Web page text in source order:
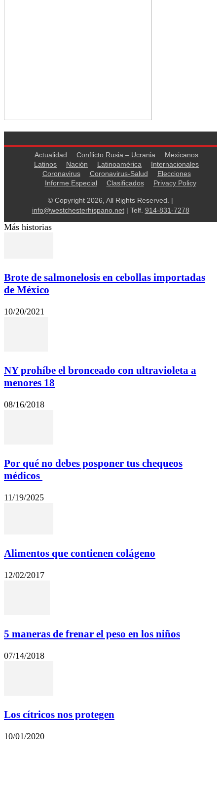
Actualidad Conflicto Rusia – Ucrania
Mexicanos
Latinos
Nación Latinoamérica
Internacionales
Coronavirus
Coronavirus-Salud
Elecciones
Informe Especial
Clasificados Privacy Policy
© Copyright 2026, All Rights Reserved. |
info@westchesterhispano.net| Telf. 914-831-7278
Más historias
Brote de salmonelosis en cebollas importadas
de México
10/20/2021
NY prohíbe el bronceado con ultravioleta a
menores 18
08/16/2018
Por qué no debes posponer tus chequeos
médicos
11/19/2025
Alimentos que contienen colágeno
12/02/2017
5 maneras de frenar el peso en los niños
07/14/2018
Los cítricos nos protegen
10/01/2020